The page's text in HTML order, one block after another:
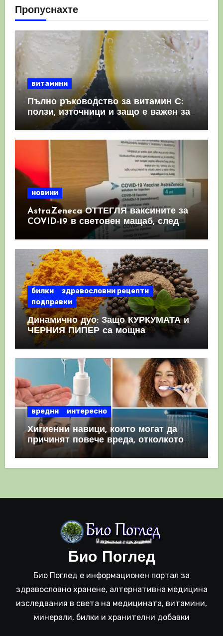
Пропуснахте
витамини
Пълно ръководство за витамин С:
ползи, източници и защо е важен за
имунната система
новини
AstraZeneca ОТТЕГЛЯ ваксините за
COVID-19 в световен мащаб, след
като призна, че те причиняват
КРЪВНИ съсиреци
билки
здравословни рецепти
подправки
Динамично дуо: Защо КУРКУМАТА и
ЧЕРНИЯ ПИПЕР са мощна
комбинация
вредни интересно
Хигиенни навици, които могат да
причинят повече вреда, отколкото
полза
Био Поглед
Био Поглед е информационен портал за
здравословно хранене, алтернативна медицина
изследвания в света на медицината, витамини,
минерали, билки и хранителни добавки